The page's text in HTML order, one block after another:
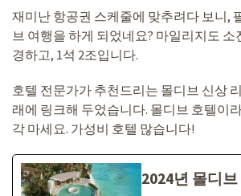
재미난 항공권 스케줄에 맞추려다 보니,
브 여행을 하게 되었네요? 마일리지도 소
경하고, 1석 2조입니다.
호텔 전문가가 추천드리는 몰디브 신상
래에 링크해 두었습니다. 몰디브 호텔이
각 마세요. 가성비 호텔 많습니다!
2024년 몰디